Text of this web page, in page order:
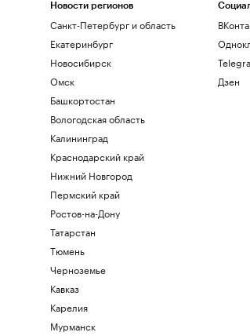
ЕАЭС и ОАЭ
центром
Новости регионов
Санкт-Петербург и область
Екатеринбург
Новосибирск
Омск
Башкортостан
Вологодская область
Калининград
Краснодарский край
Нижний Новгород
Пермский край
Ростов-на-Дону
Татарстан
Тюмень
Черноземье
Кавказ
Карелия
Мурманск
Дзен